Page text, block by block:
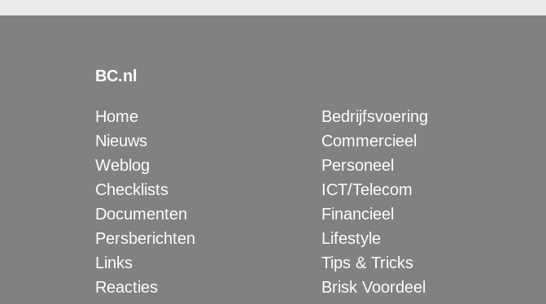
BC.nl
Home
Nieuws
Weblog
Checklists
Documenten
Persberichten
Links
Reacties
Bedrijfsvoering
Commercieel
Personeel
ICT/Telecom
Financieel
Lifestyle
Tips & Tricks
Brisk Voordeel